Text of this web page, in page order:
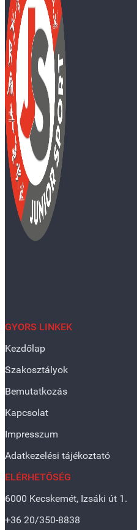
GYORS LINKEK
Kezdőlap
Szakosztályok
Bemutatkozás
Kapcsolat
Impresszum
Adatkezelési tájékoztató
ELÉRHETŐSÉG
6000 Kecskemét, Izsáki út 1.
+36 20/350-8838